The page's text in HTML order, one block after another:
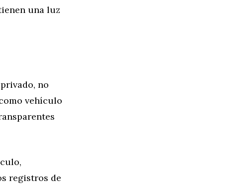
una luz
no
vehículo
registros de